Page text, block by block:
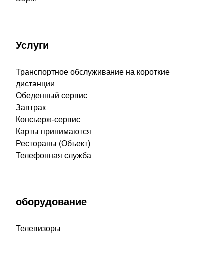
Услуги
Транспортное обслуживание на короткие
дистанции
Обеденный сервис
Завтрак
Консьерж-сервис
Карты принимаются
Рестораны (Объект)
Телефонная служба
оборудование
Телевизоры